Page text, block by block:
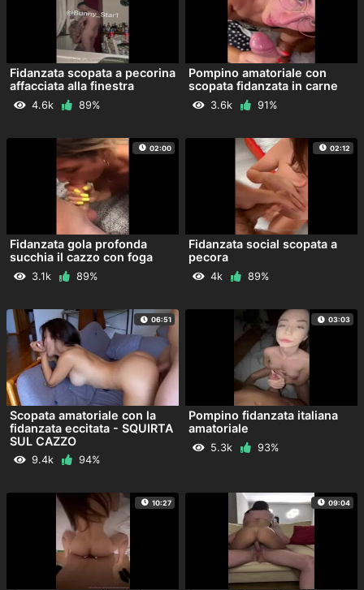
Fidanzata scopata a pecorina
affacciata alla finestra
4.6k 89%
Pompino amatoriale con
scopata fidanzata in carne
3.6k 91%
02:00
Fidanzata gola profonda
succhia il cazzo con foga
3.1k 89%
02:12
Fidanzata social scopata a
pecora
4k 89%
06:51
Scopata amatoriale con la
fidanzata eccitata - SQUIRTA
SUL CAZZO
9.4k 94%
03:03
Pompino fidanzata italiana
amatoriale
5.3k 93%
10:27 09:04